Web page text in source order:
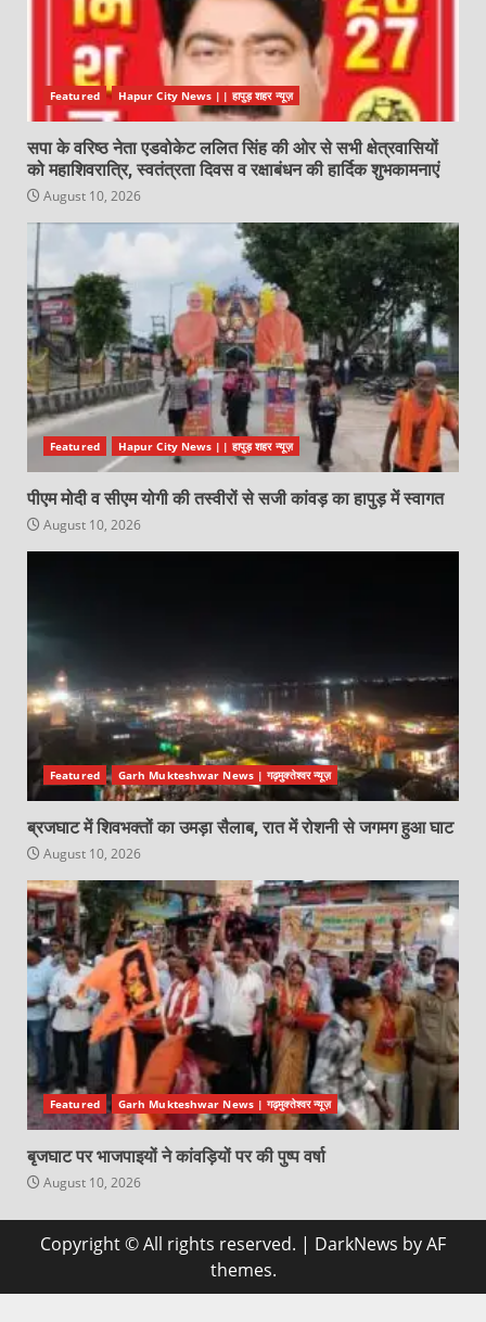
Featured Hapur City News || हापुड़ शहर न्यूज़
सपा के वरिष्ठ नेता एडवोकेट ललित सिंह की ओर से सभी क्षेत्रवासियों
को महाशिवरात्रि, स्वतंत्रता दिवस व रक्षाबंधन की हार्दिक शुभकामनाएं
August 10, 2026
Featured Hapur City News || हापुड़ शहर न्यूज़
पीएम मोदी व सीएम योगी की तस्वीरों से सजी कांवड़ का हापुड़ में स्वागत
August 10, 2026
Featured Garh Mukteshwar News | गढ़मुक्तेश्वर न्यूज़
ब्रजघाट में शिवभक्तों का उमड़ा सैलाब, रात में रोशनी से जगमग हुआ घाट
August 10, 2026
Featured Garh Mukteshwar News | गढ़मुक्तेश्वर न्यूज़
बृजघाट पर भाजपाइयों ने कांवड़ियों पर की पुष्प वर्षा
August 10, 2026
Copyright © All rights reserved. | DarkNews by AF
themes.